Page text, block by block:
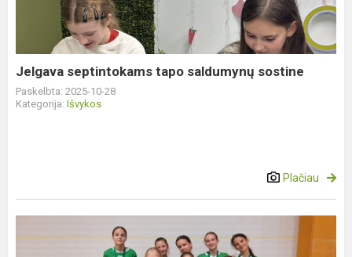
Jelgava septintokams tapo saldumynų sostine
Paskelbta: 2025-10-28
Kategorija: Išvykos
Plačiau
mergaičių